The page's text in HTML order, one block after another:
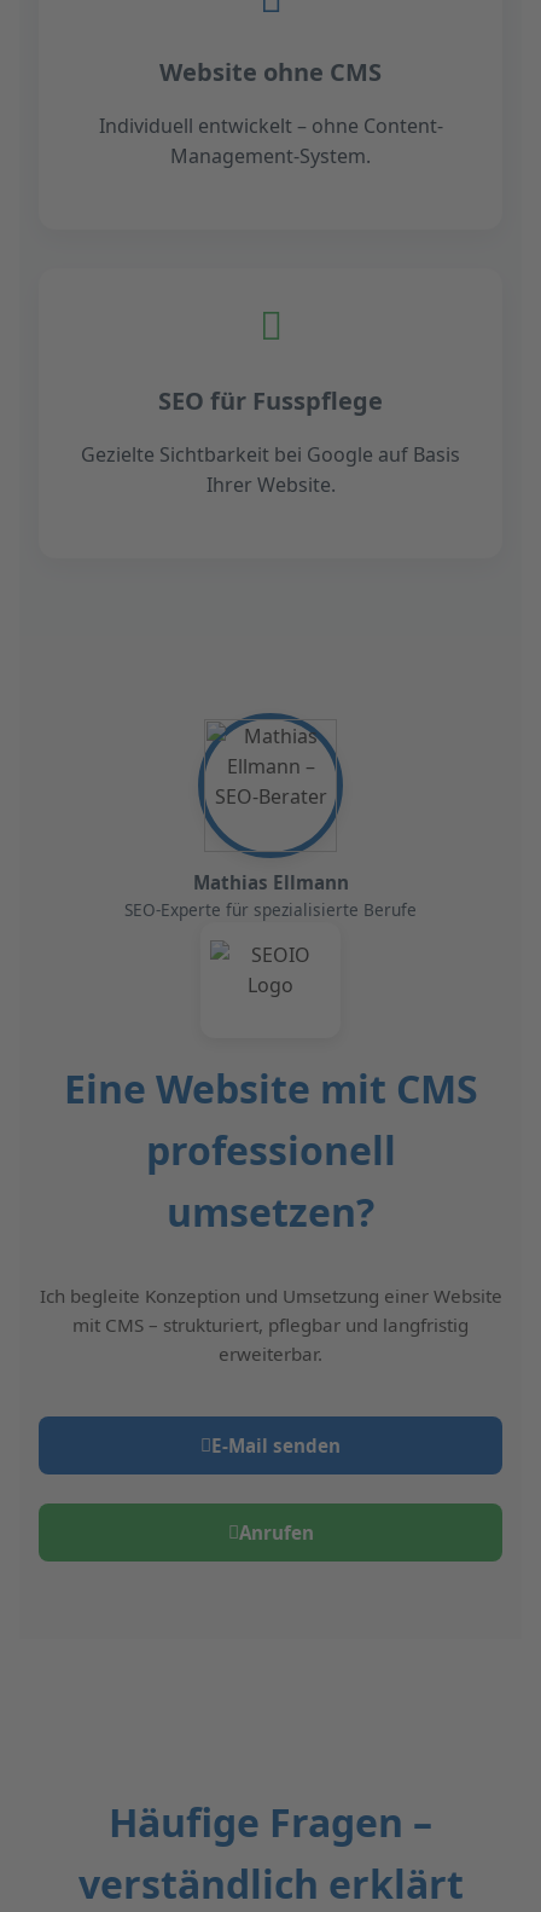
Website ohne CMS
Individuell entwickelt – ohne Content-
Management-System.
SEO für Fusspflege
Gezielte Sichtbarkeit bei Google auf Basis
Ihrer Website.
Mathias Ellmann
SEO-Experte für spezialisierte Berufe
Eine Website mit CMS
professionell
umsetzen?
Ich begleite Konzeption und Umsetzung einer Website
mit CMS – strukturiert, pflegbar und langfristig
erweiterbar.
E‑Mail senden
Anrufen
Häufige Fragen –
verständlich erklärt